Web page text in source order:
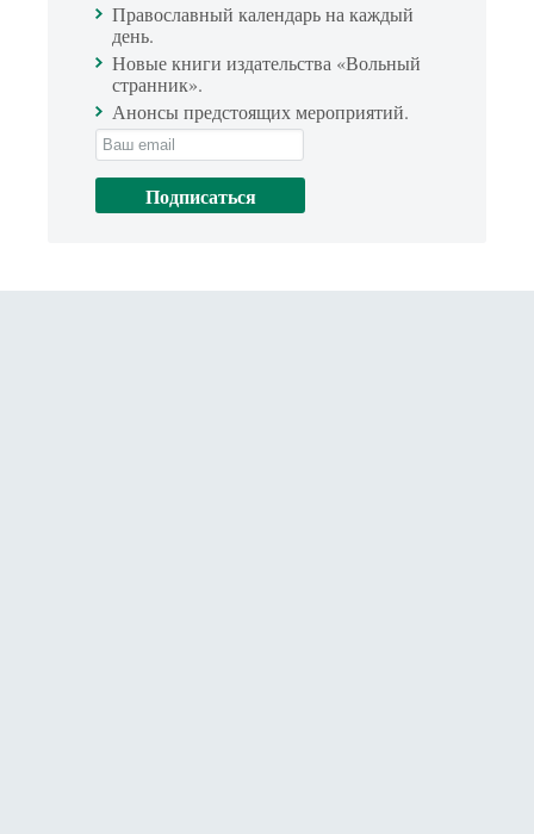
Православный календарь на каждый
день.
Новые книги издательства «Вольный
странник».
Анонсы предстоящих мероприятий.